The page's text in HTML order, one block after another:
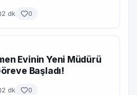
2 dk 0
Evinin Yeni Müdürü
Başladı!
2 dk 0